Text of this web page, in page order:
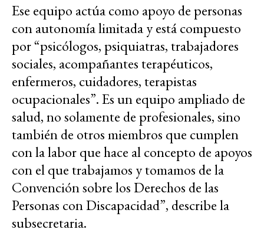
Ese equipo actúa como apoyo de personas
con autonomía limitada y está compuesto
por “psicólogos, psiquiatras, trabajadores
sociales, acompañantes terapéuticos,
enfermeros, cuidadores, terapistas
ocupacionales”. Es un equipo ampliado de
salud, no solamente de profesionales, sino
también de otros miembros que cumplen
con la labor que hace al concepto de apoyos
con el que trabajamos y tomamos de la
Convención sobre los Derechos de las
Personas con Discapacidad”, describe la
subsecretaria.